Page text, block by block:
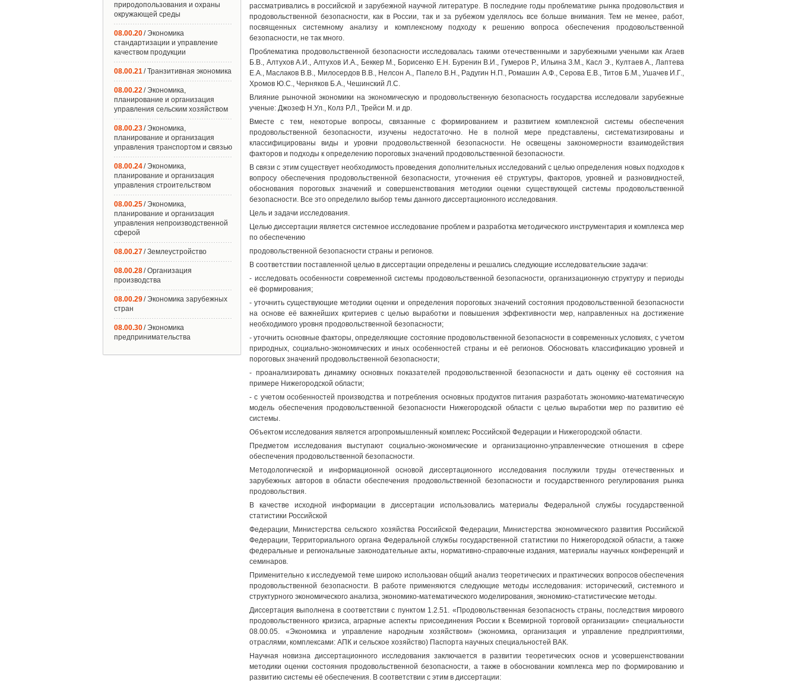
рассматривались в российской и зарубежной научной литературе. В последние годы проблематике рынка продовольствия и
продовольственной безопасности, как в России, так и за рубежом уделялось все больше внимания. Тем не менее, работ,
посвященных системному анализу и комплексному подходу к решению вопроса обеспечения продовольственной
безопасности, не так много.
Проблематика продовольственной безопасности исследовалась такими отечественными и зарубежными учеными как Агаев
Б.В., Алтухов А.И., Алтухов И.А., Беккер М., Борисенко E.H. Буренин В.И., Гумеров Р., Ильина З.М., Касл Э., Култаев А., Лаптева
Е.А., Маслаков В.В., Милосердов В.В., Нелсон А., Папело В.Н., Радугин Н.П., Ромашин А.Ф., Серова Е.В., Титов Б.М., Ушачев И.Г.,
Хромов Ю.С., Черняков Б.А., Чешинский Л.С.
Влияние рыночной экономики на экономическую и продовольственную безопасность государства исследовали зарубежные
ученые: Джозеф Н.Ул., Колз Р.Л., Трейси М. и др.
Вместе с тем, некоторые вопросы, связанные с формированием и развитием комплексной системы обеспечения
продовольственной безопасности, изучены недостаточно. Не в полной мере представлены, систематизированы и
классифицированы виды и уровни продовольственной безопасности. Не освещены закономерности взаимодействия
факторов и подходы к определению пороговых значений продовольственной безопасности.
В связи с этим существует необходимость проведения дополнительных исследований с целью определения новых подходов к
вопросу обеспечения продовольственной безопасности, уточнения её структуры, факторов, уровней и разновидностей,
обоснования пороговых значений и совершенствования методики оценки существующей системы продовольственной
безопасности. Все это определило выбор темы данного диссертационного исследования.
Цель и задачи исследования.
Целью диссертации является системное исследование проблем и разработка методического инструментария и комплекса мер
по обеспечению
продовольственной безопасности страны и регионов.
В соответствии поставленной целью в диссертации определены и решались следующие исследовательские задачи:
- исследовать особенности современной системы продовольственной безопасности, организационную структуру и периоды
её формирования;
- уточнить существующие методики оценки и определения пороговых значений состояния продовольственной безопасности
на основе её важнейших критериев с целью выработки и повышения эффективности мер, направленных на достижение
необходимого уровня продовольственной безопасности;
- уточнить основные факторы, определяющие состояние продовольственной безопасности в современных условиях, с учетом
природных, социально-экономических и иных особенностей страны и её регионов. Обосновать классификацию уровней и
пороговых значений продовольственной безопасности;
- проанализировать динамику основных показателей продовольственной безопасности и дать оценку её состояния на
примере Нижегородской области;
- с учетом особенностей производства и потребления основных продуктов питания разработать экономико-математическую
модель обеспечения продовольственной безопасности Нижегородской области с целью выработки мер по развитию её
системы.
Объектом исследования является агропромышленный комплекс Российской Федерации и Нижегородской области.
Предметом исследования выступают социально-экономические и организационно-управленческие отношения в сфере
обеспечения продовольственной безопасности.
Методологической и информационной основой диссертационного исследования послужили труды отечественных и
зарубежных авторов в области обеспечения продовольственной безопасности и государственного регулирования рынка
продовольствия.
В качестве исходной информации в диссертации использовались материалы Федеральной службы государственной
статистики Российской
Федерации, Министерства сельского хозяйства Российской Федерации, Министерства экономического развития Российской
Федерации, Территориального органа Федеральной службы государственной статистики по Нижегородской области, а также
федеральные и региональные законодательные акты, нормативно-справочные издания, материалы научных конференций и
семинаров.
Применительно к исследуемой теме широко использован общий анализ теоретических и практических вопросов обеспечения
продовольственной безопасности. В работе применяются следующие методы исследования: исторический, системного и
структурного экономического анализа, экономико-математического моделирования, экономико-статистические методы.
Диссертация выполнена в соответствии с пунктом 1.2.51. «Продовольственная безопасность страны, последствия мирового
продовольственного кризиса, аграрные аспекты присоединения России к Всемирной торговой организации» специальности
08.00.05. «Экономика и управление народным хозяйством» (экономика, организация и управление предприятиями,
отраслями, комплексами: АПК и сельское хозяйство) Паспорта научных специальностей ВАК.
Научная новизна диссертационного исследования заключается в развитии теоретических основ и усовершенствовании
методики оценки состояния продовольственной безопасности, а также в обосновании комплекса мер по формированию и
развитию системы её обеспечения. В соответствии с этим в диссертации:
природопользования и охраны
окружающей среды
08.00.20/ Экономика
стандартизации и управление
качеством продукции
08.00.21/ Транзитивная экономика
08.00.22/ Экономика,
планирование и организация
управления сельским хозяйством
08.00.23/ Экономика,
планирование и организация
управления транспортом и связью
08.00.24/ Экономика,
планирование и организация
управления строительством
08.00.25/ Экономика,
планирование и организация
управления непроизводственной
сферой
08.00.27/ Землеустройство
08.00.28/ Организация
производства
08.00.29/ Экономика зарубежных
стран
08.00.30/ Экономика
предпринимательства